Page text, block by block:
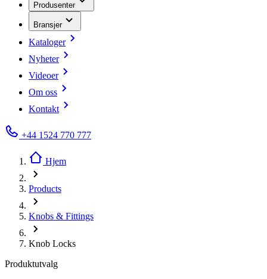
Produsenter
Bransjer
Kataloger
Nyheter
Videoer
Om oss
Kontakt
+44 1524 770 777
Hjem
Products
Knobs & Fittings
Knob Locks
Produktutvalg